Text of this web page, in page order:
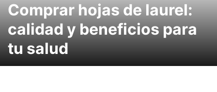
Comprar hojas de laurel:
calidad y beneficios para
tu salud